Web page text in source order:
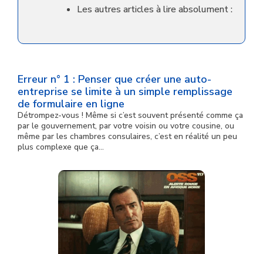
Les autres articles à lire absolument :
Erreur n° 1 : Penser que créer une auto-
entreprise se limite à un simple remplissage
de formulaire en ligne
Détrompez-vous ! Même si c’est souvent présenté comme ça
par le gouvernement, par votre voisin ou votre cousine, ou
même par les chambres consulaires, c’est en réalité un peu
plus complexe que ça…